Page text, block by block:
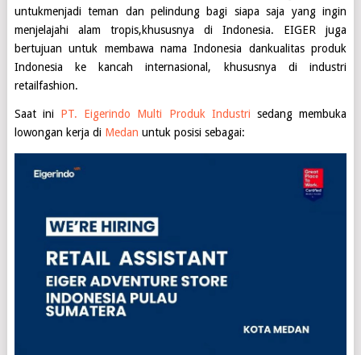
untukmenjadi teman dan pelindung bagi siapa saja yang ingin
menjelajahi alam tropis,khususnya di Indonesia. EIGER juga
bertujuan untuk membawa nama Indonesia dankualitas produk
Indonesia ke kancah internasional, khususnya di industri
retailfashion.
Saat ini PT. Eigerindo Multi Produk Industri sedang membuka
lowongan kerja di Medan untuk posisi sebagai: